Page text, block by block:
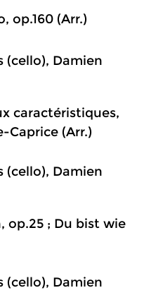
op.160 (Arr.)
(cello), Damien
caractéristiques,
Caprice (Arr.)
(cello), Damien
op.25 ; Du bist wie
(cello), Damien